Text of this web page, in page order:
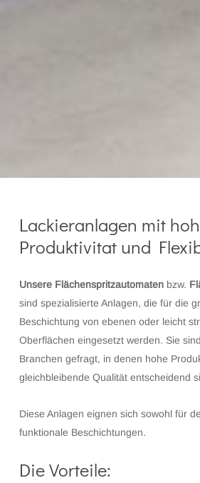
Lackieranlagen mit
Produktivitat und
Unsere Flächenspritzautomaten bzw.
sind spezialisierte Anlagen, die für die
Beschichtung von ebenen oder leicht
Oberflächen eingesetzt werden. Sie
Branchen gefragt, in denen hohe
gleichbleibende Qualität entscheidend
Diese Anlagen eignen sich sowohl für
funktionale Beschichtungen.
Die Vorteile: